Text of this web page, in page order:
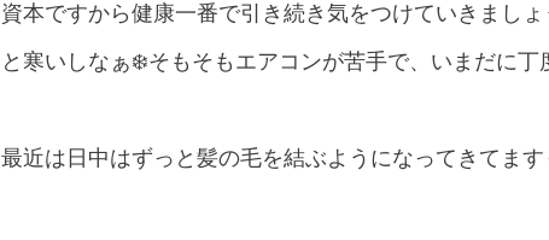
資本ですから健康一番で引き続き気をつけていきまし
と寒いしなぁ❄️そもそもエアコンが苦手で、いまだに
最近は日中はずっと髪の毛を結ぶようになってきてま